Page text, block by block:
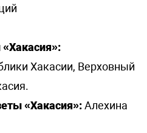
Хакасии, Верховный
«Хакасия»:Алехина